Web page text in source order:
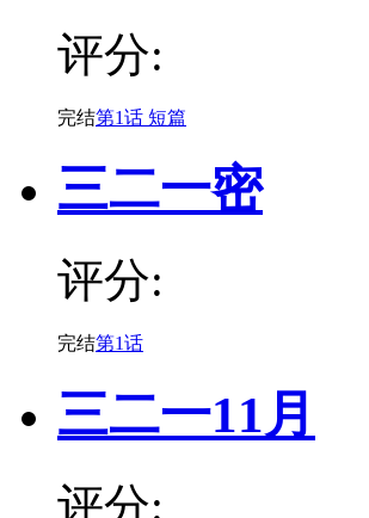
评分:
完结第1话 短篇
三二一密
评分:
完结第1话
三二一11月
评分: